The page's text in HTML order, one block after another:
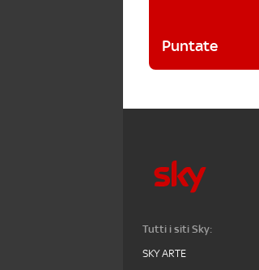
Puntate
Tutti i siti Sky:
SKY ARTE